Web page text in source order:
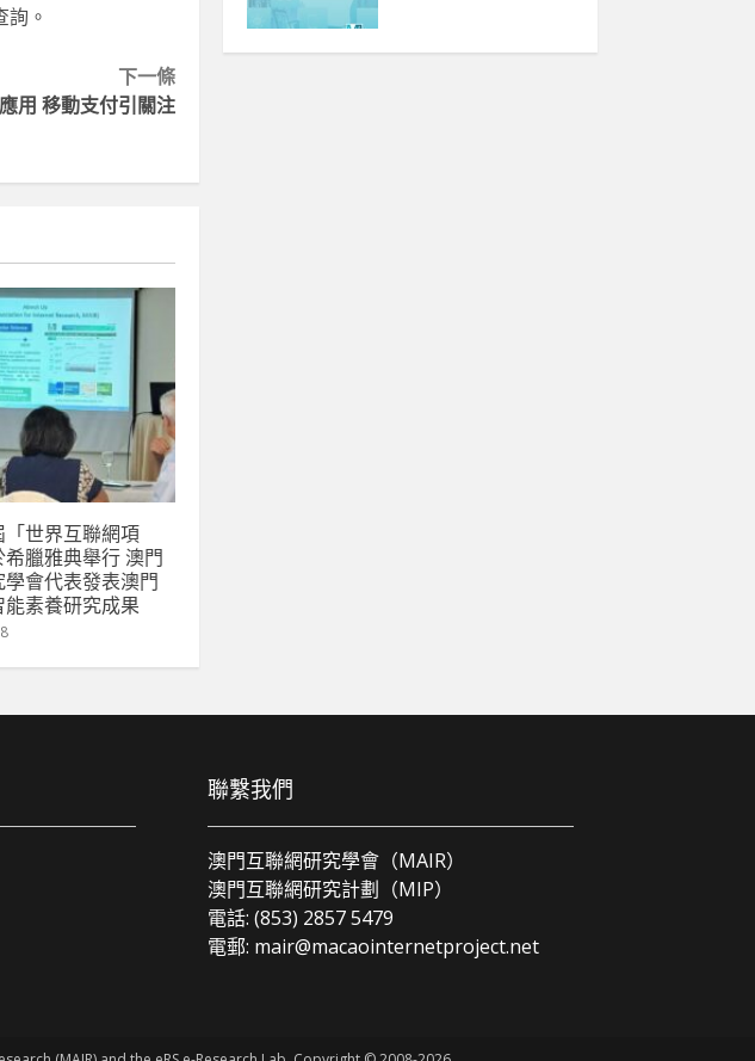
。
下一條
用 移動支付引關注
世界互聯網項
臘雅典舉行 澳門
會代表發表澳門
素養研究成果
聯繫我們
澳門互聯網研究學會（MAIR）
澳門互聯網研究計劃（MIP）
電話: (853) 2857 5479
電郵: mair@macaointernetproject.net